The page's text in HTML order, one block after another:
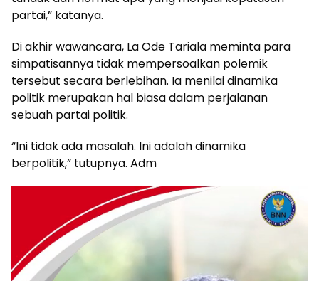
partai,” katanya.
Di akhir wawancara, La Ode Tariala meminta para
simpatisannya tidak mempersoalkan polemik
tersebut secara berlebihan. Ia menilai dinamika
politik merupakan hal biasa dalam perjalanan
sebuah partai politik.
“Ini tidak ada masalah. Ini adalah dinamika
berpolitik,” tutupnya. Adm